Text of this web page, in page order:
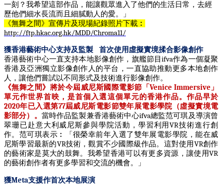
一刻？ 我希望這部作品，能讓觀眾進入了他們的生活日常，去經
歷他們細水長流而且細膩動人的愛。」
《無舞之間》宣傳片及現場紀錄照片下載︰
http://ftp.hkac.org.hk/MDD/Chroma11/
獲香港藝術中心支持及監製
首次使用虛擬實境揉合影像創作
香港藝術中心一直支持本地影像創作，旗艦節目ifva作為一個凝聚
香港及亞洲獨立影像創作人的平台，一直協助推動更多本地創作
人，讓他們嘗試以不同形式及技術進行影像創作。
《無舞之間》將於今屆威尼斯國際電影節「Venice Immersive 」
單元作世界首映，是首個入選這個單元的香港作品。作品早於
2020年已入選第77屆威尼斯電影節雙年展電影學院（虛擬實境電
影部分）。 當時作品監製兼香港藝術中心ifva總監范可琪及導演曾
翠珊已赴意大利威尼斯參與學院活動，學習利用VR技術進行創
作。范可琪表示︰「很榮幸前年入選了雙年展電影學院，能在威
尼斯學習最新的VR技術，觀賞不少國際級作品。這對使用VR創作
的藝術家是莫大的鼓舞。我希望香港可以有更多資源，讓使用VR
的藝術創作者有更多學習和交流的機會。」
獲Meta支援作首次本地展演